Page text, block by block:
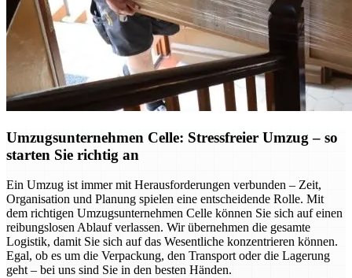
Umzugsunternehmen Celle: Stressfreier Umzug – so
starten Sie richtig an
Ein Umzug ist immer mit Herausforderungen verbunden – Zeit,
Organisation und Planung spielen eine entscheidende Rolle. Mit
dem richtigen Umzugsunternehmen Celle können Sie sich auf einen
reibungslosen Ablauf verlassen. Wir übernehmen die gesamte
Logistik, damit Sie sich auf das Wesentliche konzentrieren können.
Egal, ob es um die Verpackung, den Transport oder die Lagerung
geht – bei uns sind Sie in den besten Händen.